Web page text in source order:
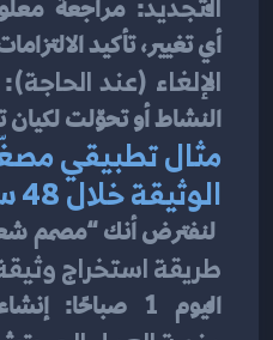
أي تغيير، تأكيد
الإلغاء (عند الحاجة)
النشاط أو تحوّلت
الوثيقة خلال 48 ساعة)
طريقة استخراج
اليوم 1 صباحًا: إنشاء حساب على